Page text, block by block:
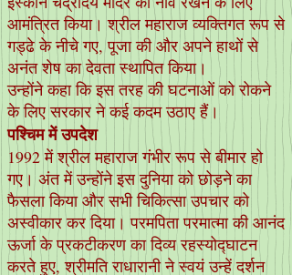
आमंत्रित किया। श्रील महाराज व्यक्तिगत रूप से
गड्ढे के नीचे गए, पूजा की और अपने हाथों से
अनंत शेष का देवता स्थापित किया।
उन्होंने कहा कि इस तरह की घटनाओं को रोकने
के लिए सरकार ने कई कदम उठाए हैं।
पश्चिम में उपदेश
1992 में श्रील महाराज गंभीर रूप से बीमार हो
गए। अंत में उन्होंने इस दुनिया को छोड़ने का
फैसला किया और सभी चिकित्सा उपचार को
अस्वीकार कर दिया। परमपिता परमात्मा की आनंद
ऊर्जा के प्रकटीकरण का दिव्य रहस्योद्घाटन
करते हुए, श्रीमति राधारानी ने स्वयं उन्हें दर्शन